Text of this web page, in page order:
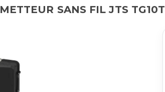
SANS FIL JTS TG10T